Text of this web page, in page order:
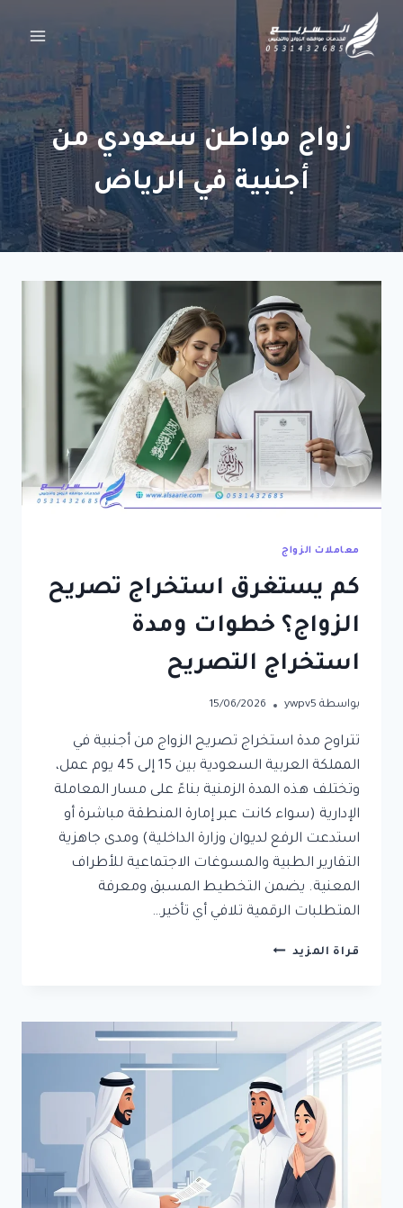
التجاوز
المحتوى
زواج مواطن سعودي من
أجنبية في الرياض
معاملات الزواج
كم يستغرق استخراج تصريح
الزواج؟ خطوات ومدة
استخراج التصريح
بواسطة ywpv5
15/06/2026
​تتراوح مدة استخراج تصريح الزواج من أجنبية في
المملكة العربية السعودية بين 15 إلى 45 يوم عمل،
وتختلف هذه المدة الزمنية بناءً على مسار المعاملة
الإدارية (سواء كانت عبر إمارة المنطقة مباشرة أو
استدعت الرفع لديوان وزارة الداخلية) ومدى جاهزية
التقارير الطبية والمسوغات الاجتماعية للأطراف
المعنية. يضمن التخطيط المسبق ومعرفة
المتطلبات الرقمية تلافي أي تأخير…
قراة المزيد كم
ومدة
استخراج
التصريح